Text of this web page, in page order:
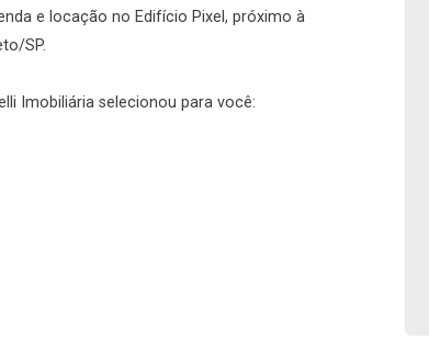
e locação no Edifício Pixel, próximo à
SP.
Imobiliária selecionou para você: